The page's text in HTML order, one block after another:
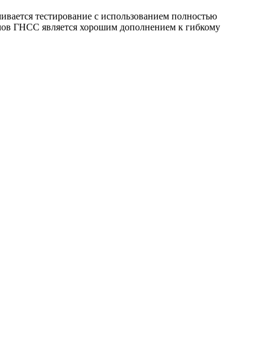
тестирование с использованием полностью
ГНСС является хорошим дополнением к гибкому